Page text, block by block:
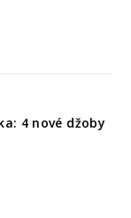
4 nové džoby